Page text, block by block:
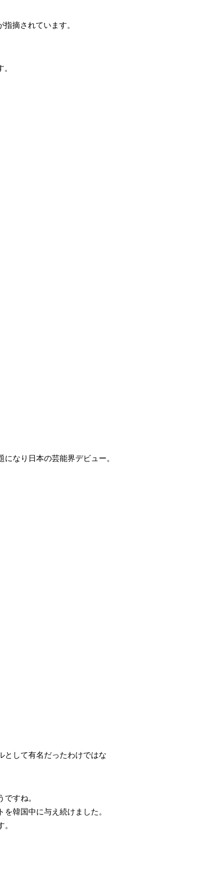
摘されています。
なり日本の芸能界デビュー。
として有名だったわけではな
すね。
韓国中に与え続けました。